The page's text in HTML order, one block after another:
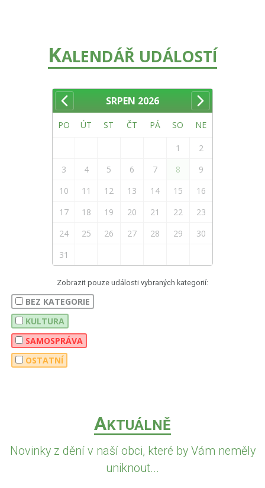
KALENDÁŘ UDÁLOSTÍ
SRPEN 2026
PO ÚT ST ČT PÁ SO NE
1
2
3
4 5 6 7 8
9
10
11 12 13 14 15
16
17
18 19 20 21 22
23
24
25 26 27 28 29
30
31
Zobrazit pouze události vybraných kategorií:
BEZ KATEGORIE
KULTURA
SAMOSPRÁVA
OSTATNÍ
AKTUÁLNĚ
Novinky z dění v naší obci, které by Vám neměly
uniknout...